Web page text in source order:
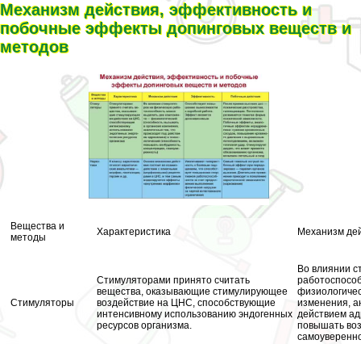
Механизм действия, эффективность и
побочные эффекты допинговых веществ и
методов
Вещества и
методы
Хаpaктеристика Механизм
Стимуляторы
Стимуляторами принято считать
вещества, оказывающие стимулирующее
воздействие на ЦНС, способствующие
интенсивному использованию эндогенных
ресурсов организма.
Во влиянии
изменения,
действием
повышать